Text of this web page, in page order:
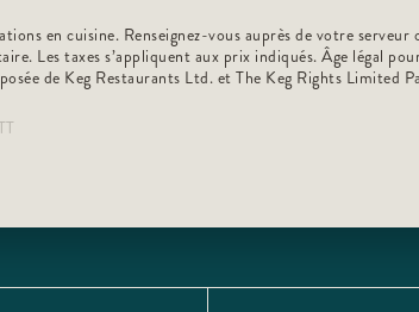
en cuisine. Renseignez-vous auprès de votre serveur
Les taxes s’appliquent aux prix indiqués. Âge légal
de Keg Restaurants Ltd. et The Keg Rights Limited